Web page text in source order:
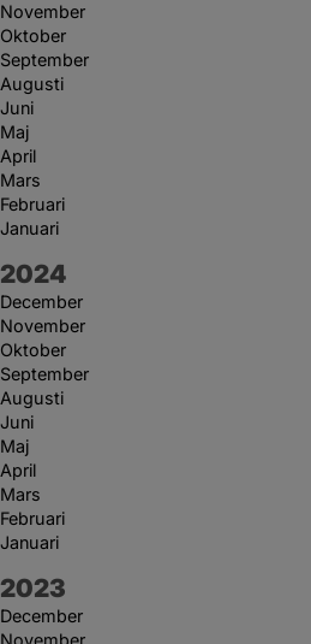
November
Oktober
September
Augusti
Juni
Maj
April
Mars
Februari
Januari
År:
2024
December
November
Oktober
September
Augusti
Juni
Maj
April
Mars
Februari
Januari
År:
2023
December
November